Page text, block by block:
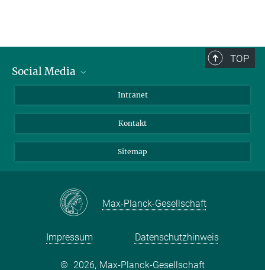
TOP
Social Media
LinkedIn
Intranet
Kontakt
Sitemap
Max-Planck-Gesellschaft
Impressum Datenschutzhinweis
© 2026, Max-Planck-Gesellschaft